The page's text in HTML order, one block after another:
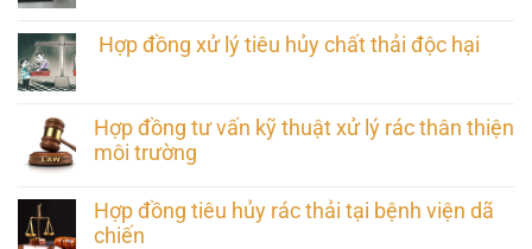
Hợp đồng xử lý tiêu hủy chất thải độc hại
Hợp đồng tư vấn kỹ thuật xử lý rác thân thiện
môi trường
Hợp đồng tiêu hủy rác thải tại bệnh viện dã
chiến